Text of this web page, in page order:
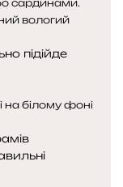
підійде